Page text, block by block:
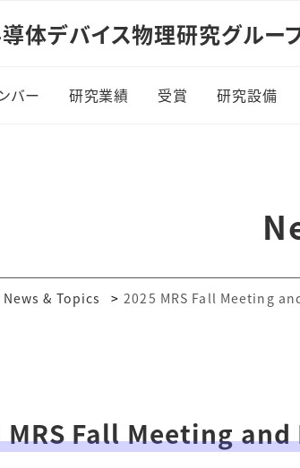
体デバイス物理研究グルー
バー 研究業績 受賞 研究設備
News & Topics 2025 MRS Fall Meeting
MRS Fall Meeting and